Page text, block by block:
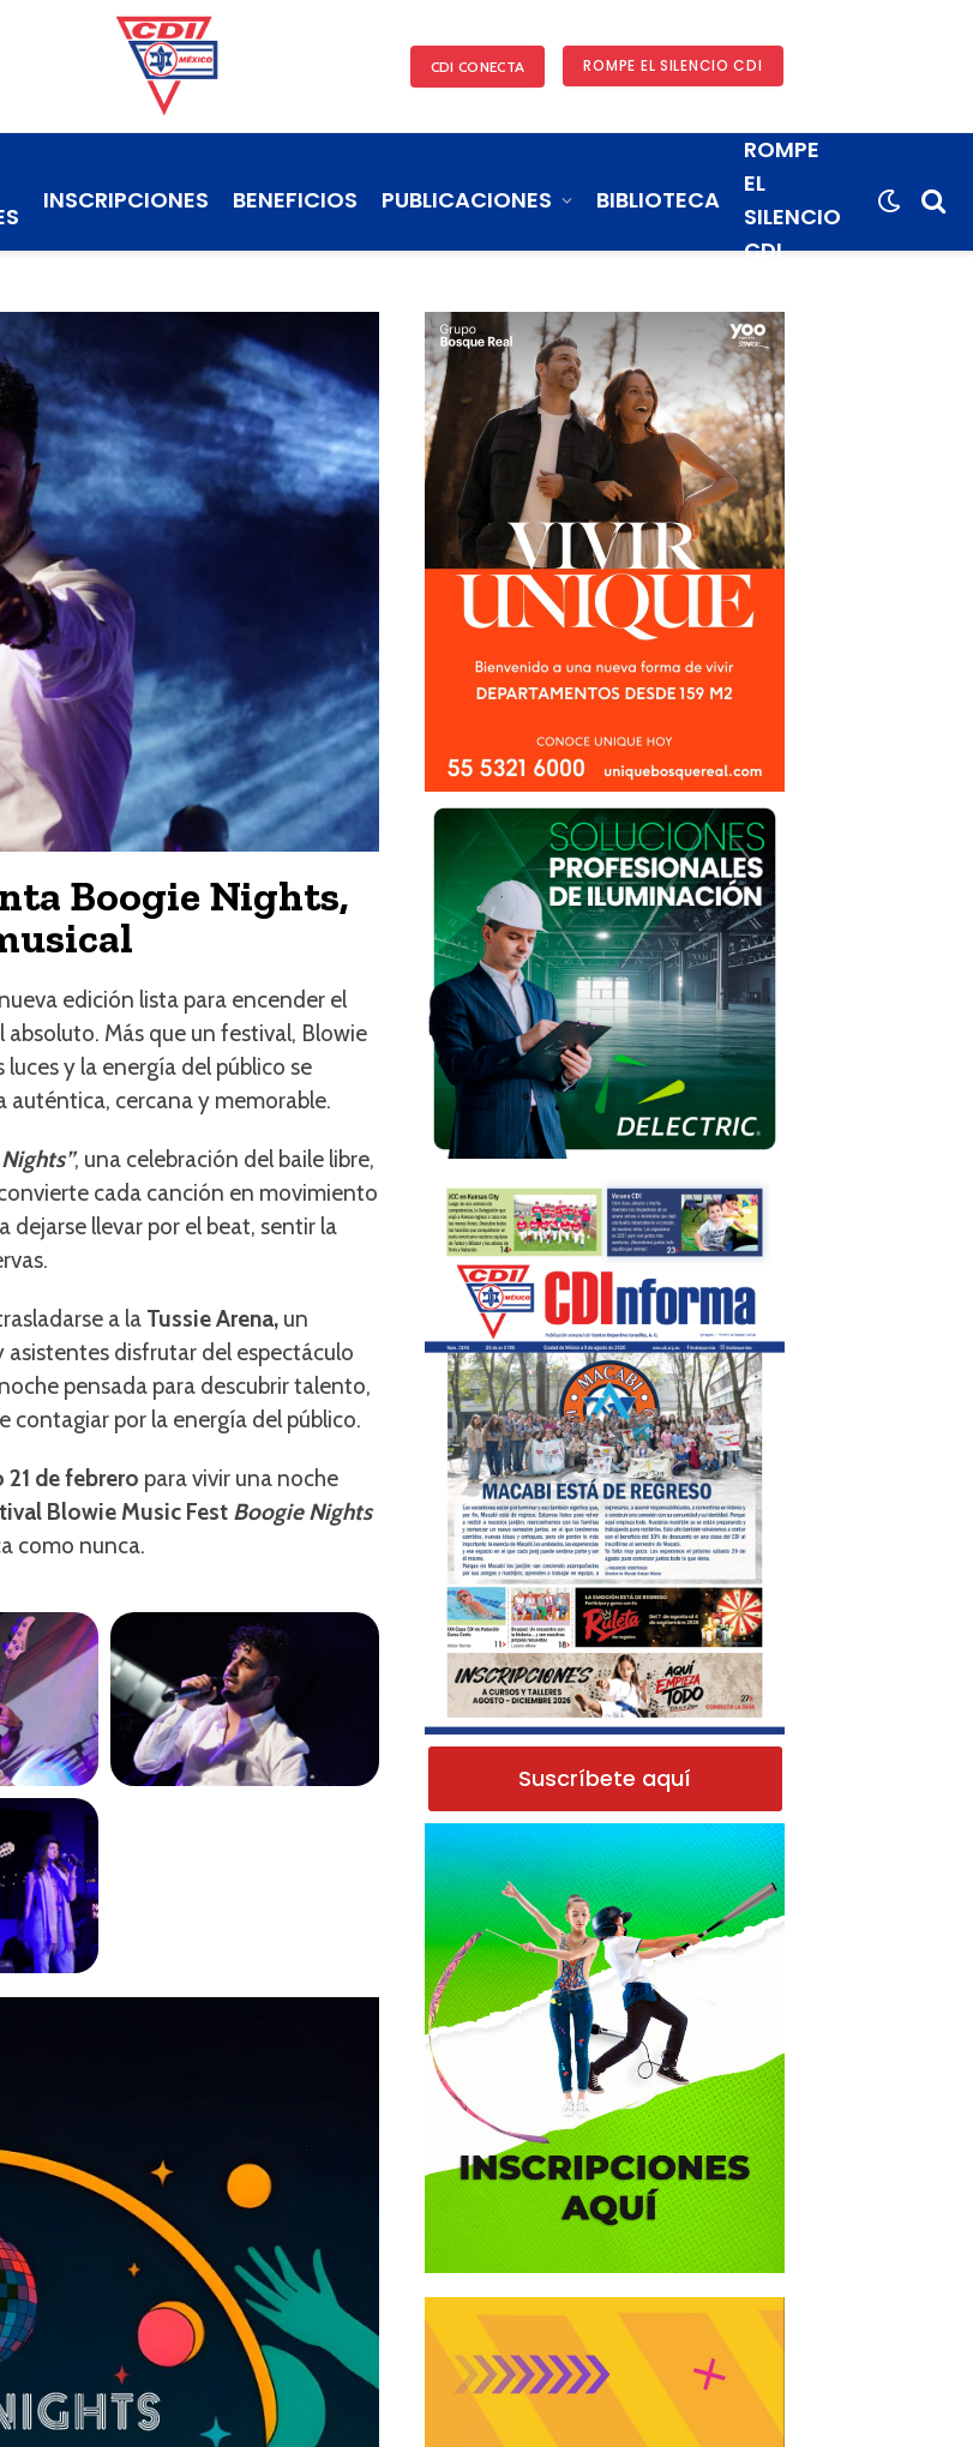
CDI CONECTA ROMPE EL SILENCIO CDI
INSCRIPCIONES BENEFICIOS PUBLICACIONES BIBLIOTECA
ROMPE
EL
SILENCIO
CDI
Boogie Nights,
edición lista para encender el
Más que un festival, Blowie
y la energía del público se
cercana y memorable.
, una celebración del baile libre,
cada canción en movimiento
llevar por el beat, sentir la
a la Tussie Arena, un
asistentes disfrutar del espectáculo
pensada para descubrir talento,
contagiar por la energía del público.
21 de febrero para vivir una noche
Blowie Music Fest Boogie Nights
como nunca.
Suscríbete aquí